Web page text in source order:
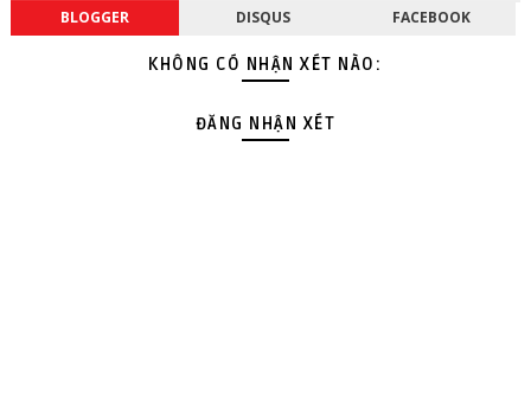
BLOGGER DISQUS FACEBOOK
KHÔNG CÓ NHẬN XÉT NÀO:
ĐĂNG NHẬN XÉT